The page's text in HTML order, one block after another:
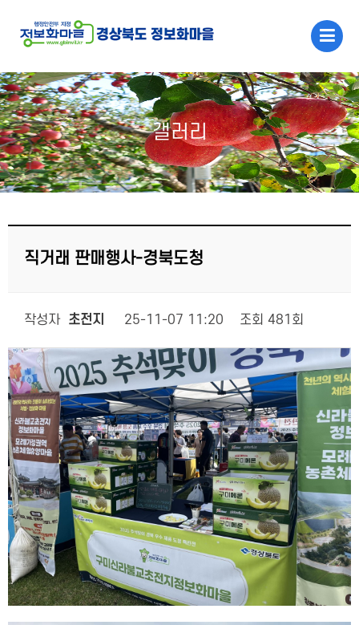
갤러리
직거래 판매행사-경북도청
작성자 초전지 25-11-07 11:20 조회 481회